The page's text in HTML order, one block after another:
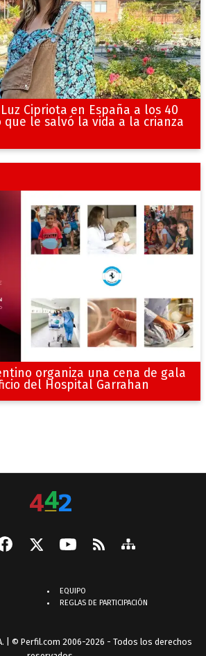
Cipriota en España a los 40
que le salvó la vida a la crianza
organiza una cena de gala
del Hospital Garrahan
EQUIPO
REGLAS DE PARTICIPACIÓN
| © Perfil.com 2006-2026 - Todos los derechos